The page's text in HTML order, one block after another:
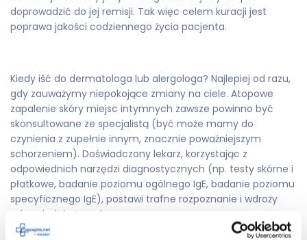
doprowadzić do jej remisji. Tak więc celem kuracji jest
poprawa jakości codziennego życia pacjenta.
Kiedy iść do dermatologa lub alergologa? Najlepiej od razu,
gdy zauważymy niepokojące zmiany na ciele. Atopowe
zapalenie skóry miejsc intymnych zawsze powinno być
skonsultowane ze specjalistą (być może mamy do
czynienia z zupełnie innym, znacznie poważniejszym
schorzeniem). Doświadczony lekarz, korzystając z
odpowiednich narzędzi diagnostycznych (np. testy skórne i
płatkowe, badanie poziomu ogólnego IgE, badanie poziomu
specyficznego IgE), postawi trafne rozpoznanie i wdroży
odpowiednią terapię.